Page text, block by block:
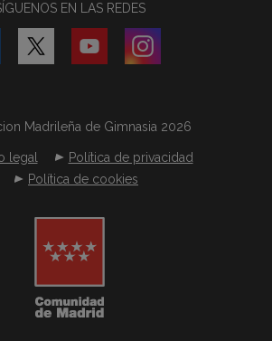
EN LAS REDES
Madrileña de Gimnasia 2026
legal
Política de privacidad
Política de cookies